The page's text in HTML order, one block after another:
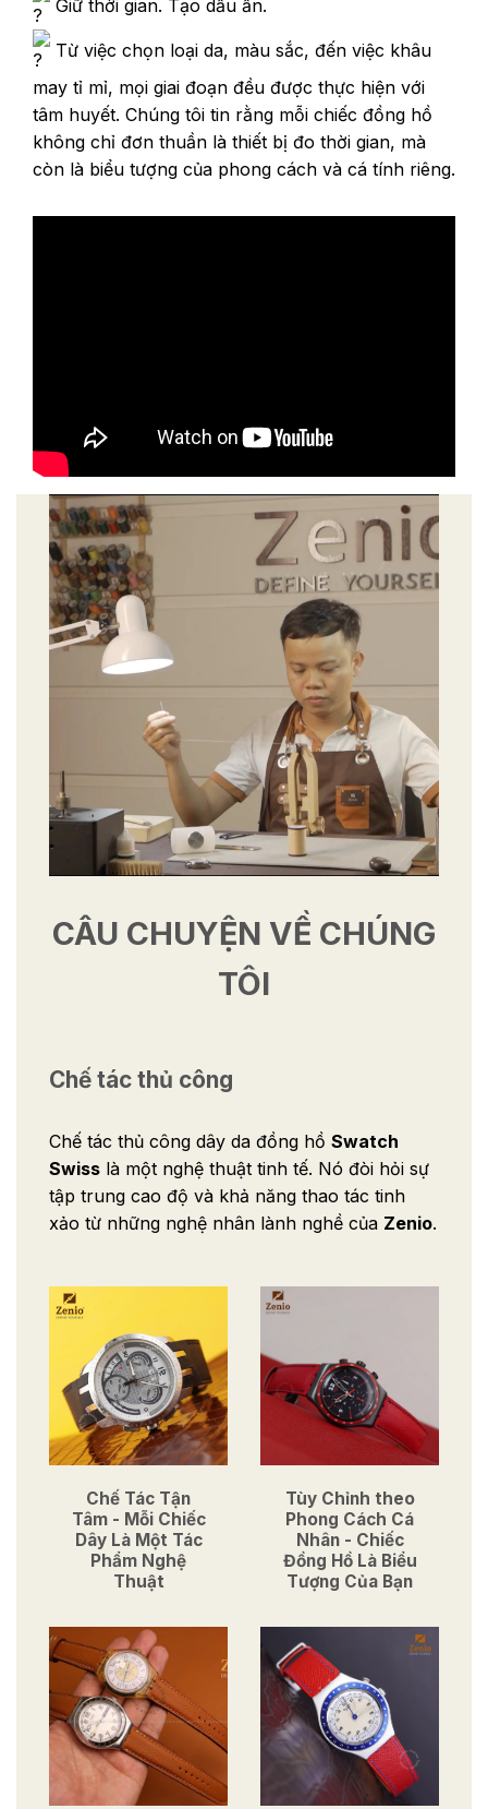
Giữ thời gian. Tạo dấu ấn.
Từ việc chọn loại da, màu sắc, đến việc khâu
may tỉ mỉ, mọi giai đoạn đều được thực hiện với
tâm huyết. Chúng tôi tin rằng mỗi chiếc đồng hồ
không chỉ đơn thuần là thiết bị đo thời gian, mà
còn là biểu tượng của phong cách và cá tính riêng.
CÂU CHUYỆN VỀ CHÚNG
TÔI
Chế tác thủ công
Chế tác thủ công dây da đồng hồ Swatch
Swiss là một nghệ thuật tinh tế. Nó đòi hỏi sự
tập trung cao độ và khả năng thao tác tinh
xảo từ những nghệ nhân lành nghề của Zenio.
Chế Tác Tận
Tâm - Mỗi Chiếc
Dây Là Một Tác
Phẩm Nghệ
Thuật
Tùy Chỉnh theo
Phong Cách Cá
Nhân - Chiếc
Đồng Hồ Là Biểu
Tượng Của Bạn